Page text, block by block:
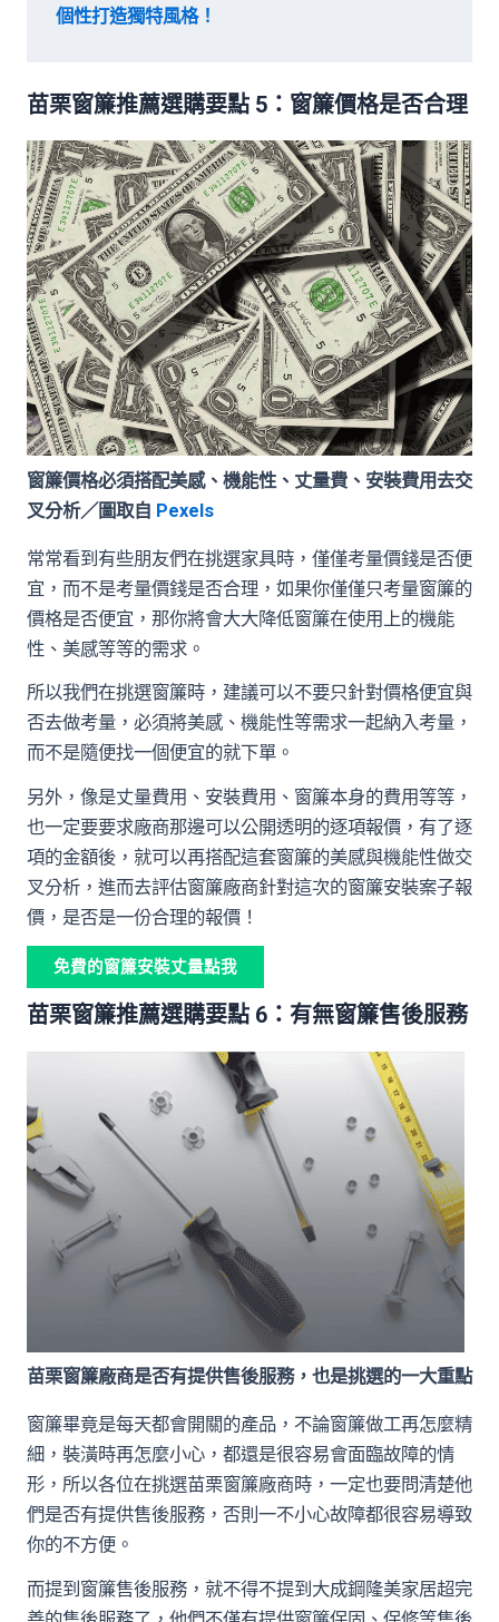
個性打造獨特風格！
苗栗窗簾推薦選購要點 5：窗簾價格是否合理
窗簾價格必須搭配美感、機能性、丈量費、安裝費用去交
叉分析／圖取自 Pexels
常常看到有些朋友們在挑選家具時，僅僅考量價錢是否便
宜，而不是考量價錢是否合理，如果你僅僅只考量窗簾的
價格是否便宜，那你將會大大降低窗簾在使用上的機能
性、美感等等的需求。
所以我們在挑選窗簾時，建議可以不要只針對價格便宜與
否去做考量，必須將美感、機能性等需求一起納入考量，
而不是隨便找一個便宜的就下單。
另外，像是丈量費用、安裝費用、窗簾本身的費用等等，
也一定要要求廠商那邊可以公開透明的逐項報價，有了逐
項的金額後，就可以再搭配這套窗簾的美感與機能性做交
叉分析，進而去評估窗簾廠商針對這次的窗簾安裝案子報
價，是否是一份合理的報價！
免費的窗簾安裝丈量點我
苗栗窗簾推薦選購要點 6：有無窗簾售後服務
苗栗窗簾廠商是否有提供售後服務，也是挑選的一大重點
窗簾畢竟是每天都會開關的產品，不論窗簾做工再怎麼精
細，裝潢時再怎麼小心，都還是很容易會面臨故障的情
形，所以各位在挑選苗栗窗簾廠商時，一定也要問清楚他
們是否有提供售後服務，否則一不小心故障都很容易導致
你的不方便。
而提到窗簾售後服務，就不得不提到大成鋼隆美家居超完